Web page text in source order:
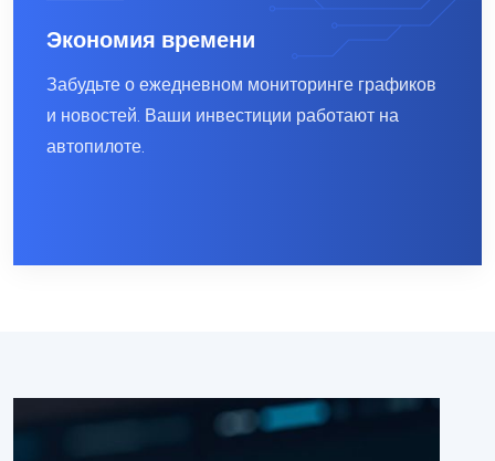
Экономия времени
Забудьте о ежедневном мониторинге графиков
и новостей. Ваши инвестиции работают на
автопилоте.